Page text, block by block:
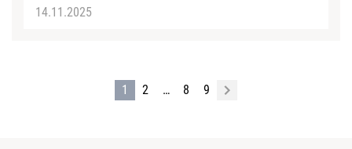
14.11.2025
1 2 … 8 9